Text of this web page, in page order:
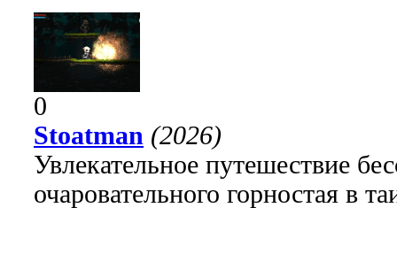
0
Stoatman (2026)
Увлекательное путешествие
очаровательного горностая в